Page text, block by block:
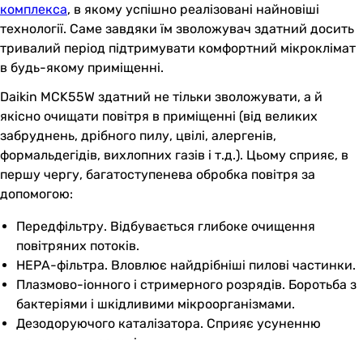
комплекса, в якому успішно реалізовані найновіші
технології. Саме завдяки їм зволожувач здатний досить
тривалий період підтримувати комфортний мікроклімат
в будь-якому приміщенні.
Daikin MCK55W здатний не тільки зволожувати, а й
якісно очищати повітря в приміщенні (від великих
забруднень, дрібного пилу, цвілі, алергенів,
формальдегідів, вихлопних газів і т.д.). Цьому сприяє, в
першу чергу, багатоступенева обробка повітря за
допомогою:
Передфільтру. Відбувається глибоке очищення
повітряних потоків.
НЕРА-фільтра. Вловлює найдрібніші пилові частинки.
Плазмово-іонного і стримерного розрядів. Боротьба з
бактеріями і шкідливими мікроорганізмами.
Дезодоруючого каталізатора. Сприяє усуненню